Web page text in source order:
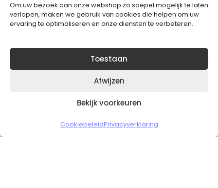
Om uw bezoek aan onze webshop zo soepel mogelijk te laten
verlopen, maken we gebruik van cookies die helpen om uw
ervaring te optimaliseren en onze diensten te verbeteren.
Toestaan
Afwijzen
Bekijk voorkeuren
CookiebeleidPrivacyverklaring
Blijft op de hoogte van het laatste nieuws.